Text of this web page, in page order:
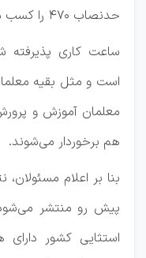
حدنصاب ۴۷۰ را کسب می‌کرد تا پذیرفته شود.
ساعت کاری پذیرفته
است و مثل بقیه معلمان
معلمان آموزش و
هم برخوردار می‌شوند.
بنا بر اعلام مسئولان،
پیش رو منتشر
استثایی کشور